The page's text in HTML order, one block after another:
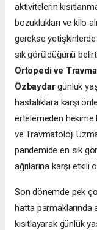
aktivitelerin
bozuklukları ve kilo
gerekse
sık görüldüğünü
Ortopedi ve
Özbaydargünlük
hastalıklara karşı
ertelemeden hekime
ve Travmatoloji
pandemide en sık
ağrılarına karşı etkili
Son dönemde pek
hatta parmaklarında
kısıtlayarak günlük